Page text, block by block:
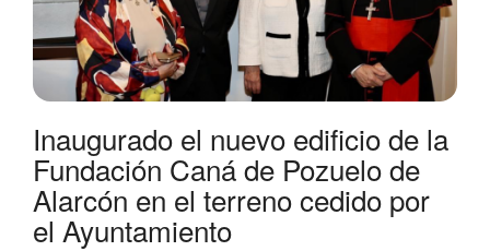
Inaugurado el nuevo edificio de la
Fundación Caná de Pozuelo de
Alarcón en el terreno cedido por
el Ayuntamiento